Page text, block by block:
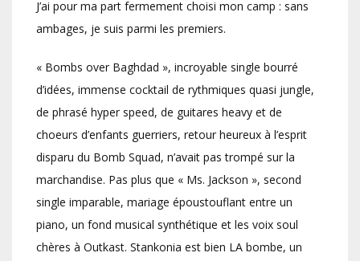
J’ai pour ma part fermement choisi mon camp : sans
ambages, je suis parmi les premiers.
« Bombs over Baghdad », incroyable single bourré
d’idées, immense cocktail de rythmiques quasi jungle,
de phrasé hyper speed, de guitares heavy et de
choeurs d’enfants guerriers, retour heureux à l’esprit
disparu du Bomb Squad, n’avait pas trompé sur la
marchandise. Pas plus que « Ms. Jackson », second
single imparable, mariage époustouflant entre un
piano, un fond musical synthétique et les voix soul
chères à Outkast. Stankonia est bien LA bombe, un